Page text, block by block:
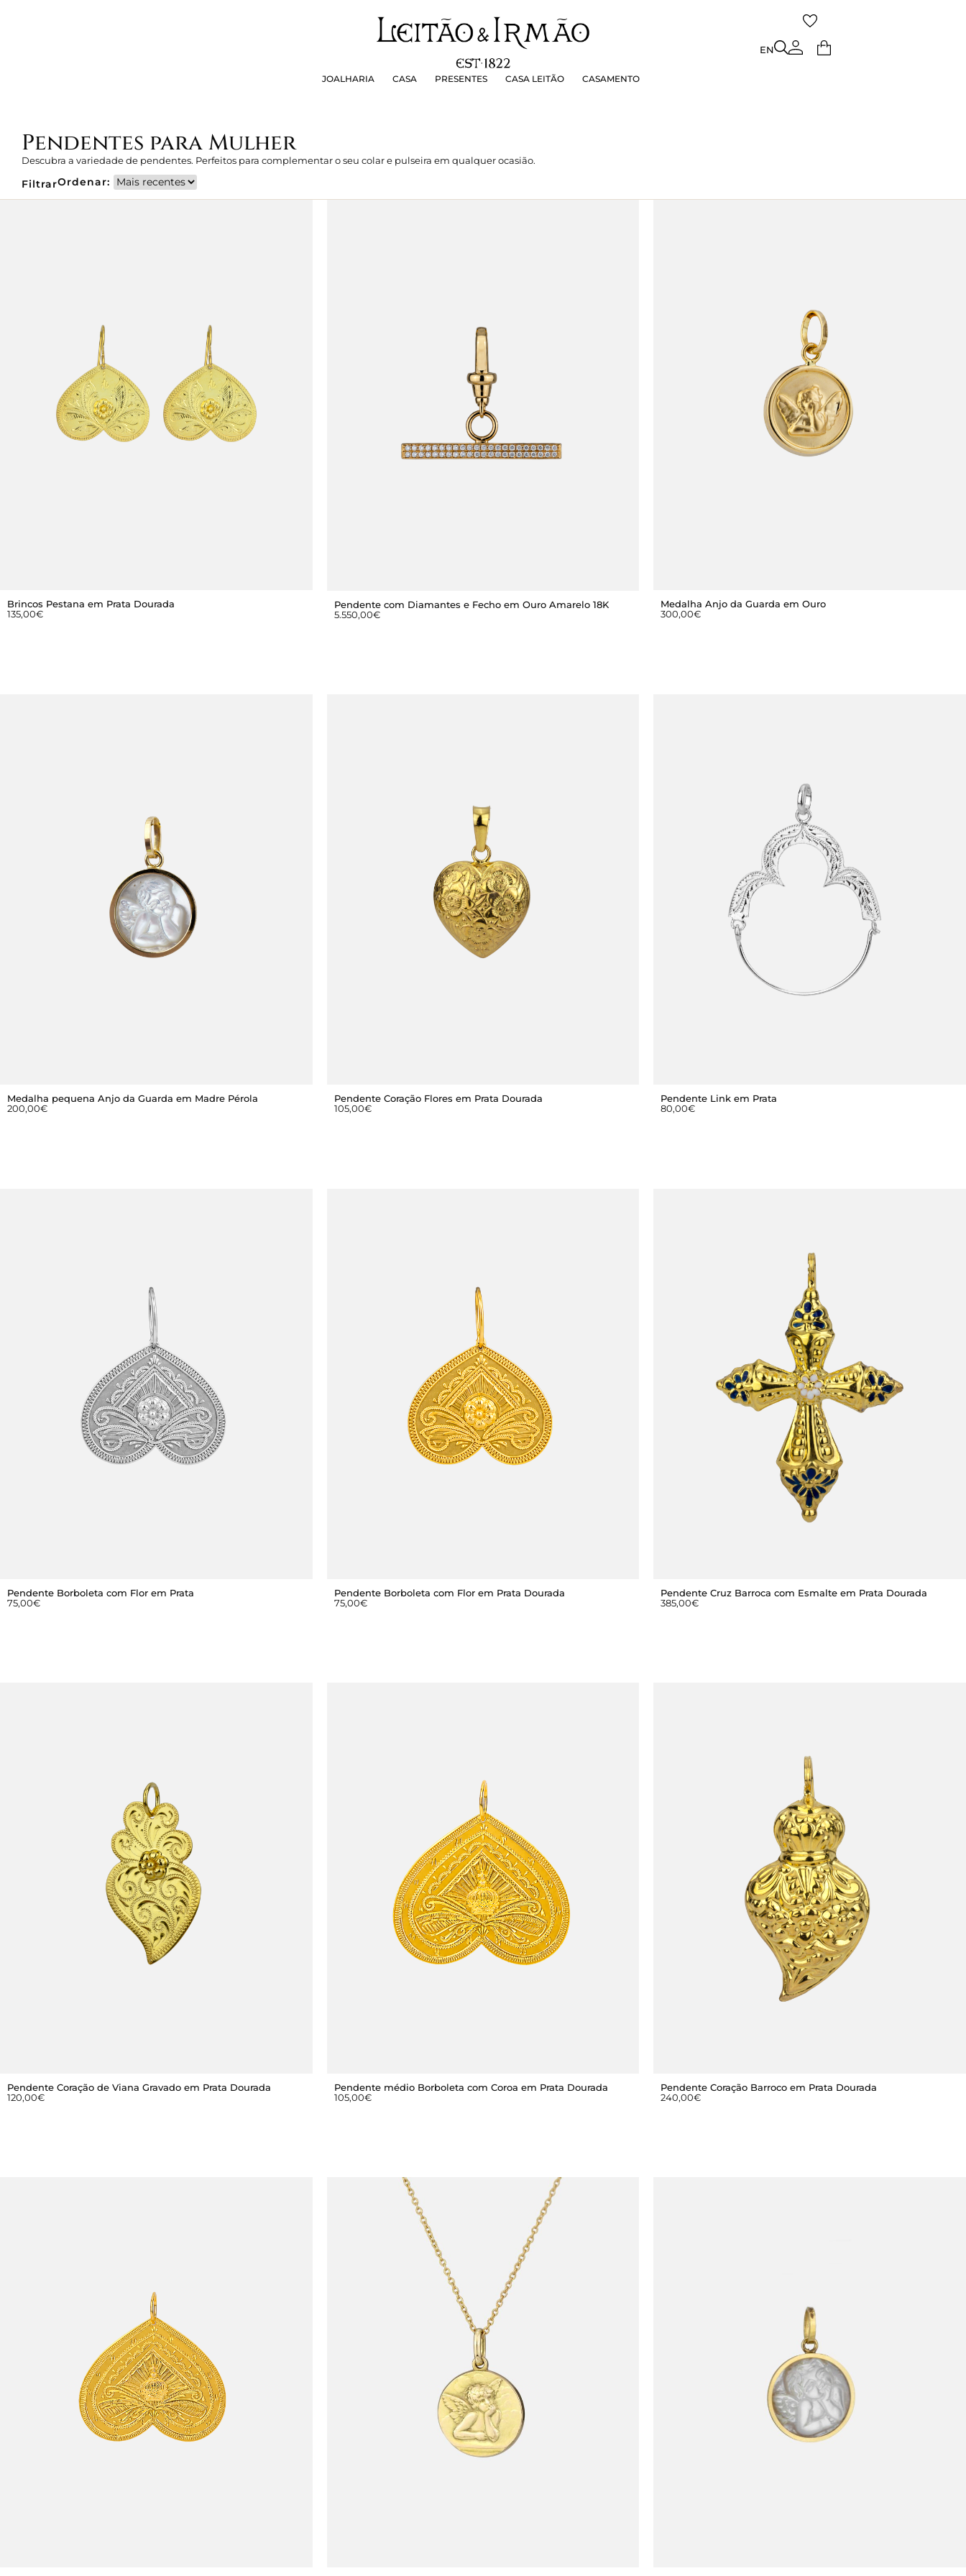
JOALHARIA CASA PRESENTES CASA LEITÃO CASAMENTO
EN
PRESENTES CASA LEITÃO
Pendentes para Mulher
Descubra a variedade de pendentes. Perfeitos para complementar o seu colar e pulseira em qualquer ocasião.
FiltrarOrdenar:
Brincos Pestana em Prata Dourada
135,00€
Pendente com Diamantes e Fecho em Ouro Amarelo 18K
5.550,00€
Medalha Anjo da Guarda em Ouro
300,00€
Medalha pequena Anjo da Guarda em Madre Pérola
200,00€
Pendente Coração Flores em Prata Dourada
105,00€
Pendente Link em Prata
80,00€
Pendente Borboleta com Flor em Prata
75,00€
Pendente Borboleta com Flor em Prata Dourada
75,00€
Pendente Cruz Barroca com Esmalte em Prata Dourada
385,00€
Pendente Coração de Viana Gravado em Prata Dourada
120,00€
Pendente médio Borboleta com Coroa em Prata Dourada
105,00€
Pendente Coração Barroco em Prata Dourada
240,00€